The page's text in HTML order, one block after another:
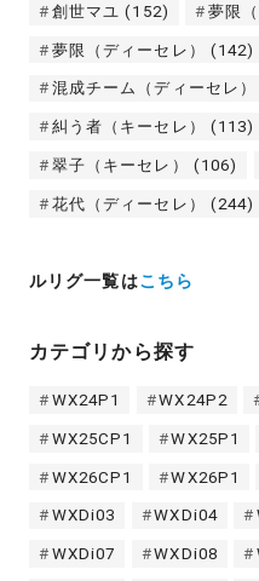
創世マユ (152) 夢限
夢限（ディーセレ） (142)
混成チーム（ディーセレ）
糾う者（キーセレ） (113)
翠子（キーセレ） (106)
花代（ディーセレ） (244)
ルリグ一覧はこちら
カテゴリから探す
WX24P1 WX24P2
WX25CP1 WX25P1
WX26CP1 WX26P1
WXDi03 WXDi04
WXDi07 WXDi08